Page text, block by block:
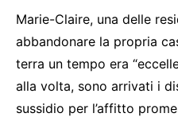
Marie-Claire, una delle
abbandonare la propria
terra un tempo era
alla volta, sono arrivati i
sussidio per l’affitto